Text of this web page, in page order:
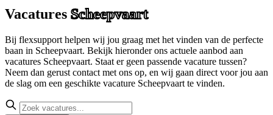
Vacatures Scheepvaart
Bij flexsupport helpen wij jou graag met het vinden van de perfecte
baan in Scheepvaart. Bekijk hieronder ons actuele aanbod aan
vacatures Scheepvaart. Staat er geen passende vacature tussen?
Neem dan gerust contact met ons op, en wij gaan direct voor jou aan
de slag om een geschikte vacature Scheepvaart te vinden.